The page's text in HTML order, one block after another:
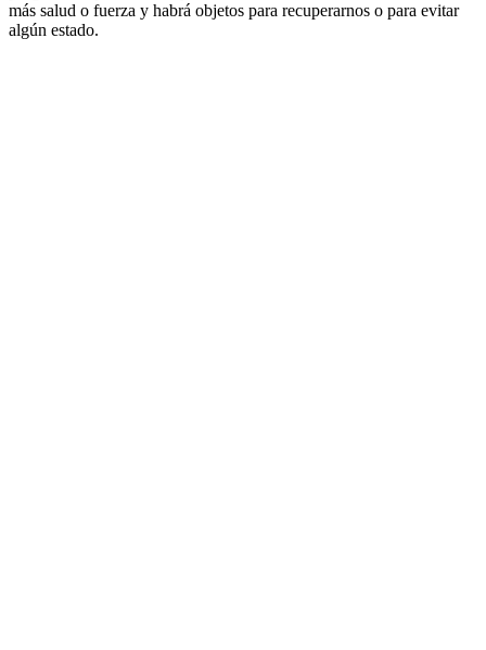
más salud o fuerza y habrá objetos para recuperarnos o para evitar
algún estado.